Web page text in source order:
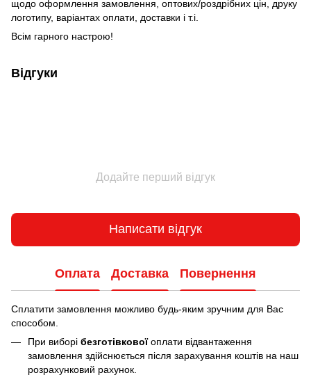
щодо оформлення замовлення, оптових/роздрібних цін, друку
логотипу, варіантах оплати, доставки і т.і.
Всім гарного настрою!
Відгуки
Додайте перший відгук
Написати відгук
Оплата Доставка Повернення
Сплатити замовлення можливо будь-яким зручним для Вас
способом.
При виборі безготівковоїоплати відвантаження
замовлення здійснюється після зарахування коштів на наш
розрахунковий рахунок.